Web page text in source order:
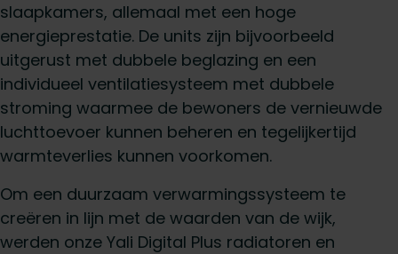
slaapkamers, allemaal met een hoge
energieprestatie. De units zijn bijvoorbeeld
uitgerust met dubbele beglazing en een
individueel ventilatiesysteem met dubbele
stroming waarmee de bewoners de vernieuwde
luchttoevoer kunnen beheren en tegelijkertijd
warmteverlies kunnen voorkomen.
Om een duurzaam verwarmingssysteem te
creëren in lijn met de waarden van de wijk,
werden onze Yali Digital Plus radiatoren en